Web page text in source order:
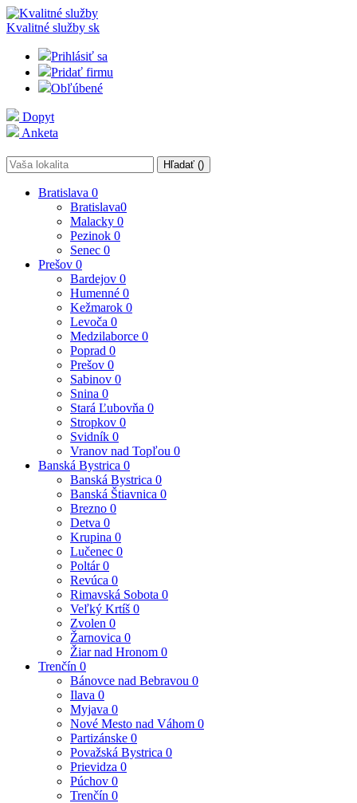
Kvalitné služby sk
Prihlásiť sa
Pridať firmu
Obľúbené
Dopyt
Anketa
Hľadať ()
Bratislava 0
Bratislava0
Malacky 0
Pezinok 0
Senec 0
Prešov 0
Bardejov 0
Humenné 0
Kežmarok 0
Levoča 0
Medzilaborce 0
Poprad 0
Prešov 0
Sabinov 0
Snina 0
Stará Ľubovňa 0
Stropkov 0
Svidník 0
Vranov nad Topľou 0
Banská Bystrica 0
Banská Bystrica 0
Banská Štiavnica 0
Brezno 0
Detva 0
Krupina 0
Lučenec 0
Poltár0
Revúca 0
Rimavská Sobota 0
Veľký Krtíš 0
Zvolen 0
Žarnovica 0
Žiar nad Hronom 0
Trenčín 0
Bánovce nad Bebravou 0
Ilava 0
Myjava 0
Nové Mesto nad Váhom 0
Partizánske 0
Považská Bystrica 0
Prievidza 0
Púchov 0
Trenčín 0